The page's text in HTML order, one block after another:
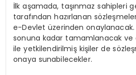
İlk aşamada, taşınmaz sahipleri
tarafından hazırlanan
e-Devlet üzerinden onaylanacak.
sonuna kadar tamamlanacak ve
ile yetkilendirilmiş kişiler de
onaya sunabilecekler.